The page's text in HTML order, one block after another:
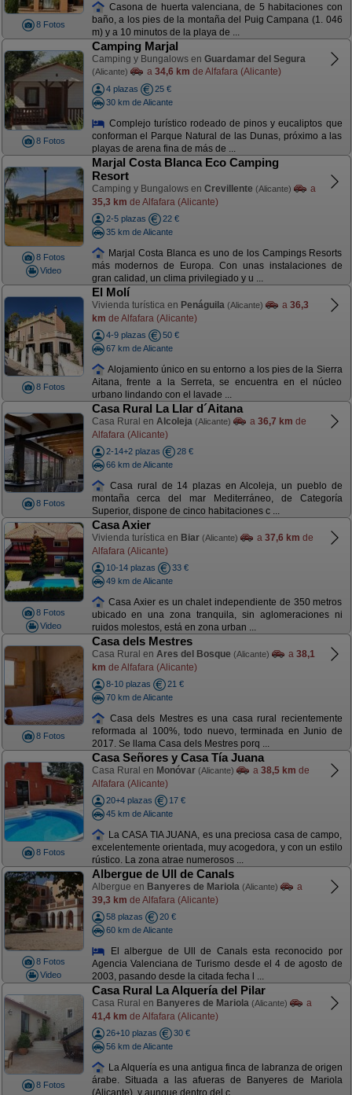
8 Fotos
Casona de huerta valenciana, de 5 habitaciones con
baño, a los pies de la montaña del Puig Campana (1. 046
m) y a 10 minutos de la playa de ...
8 Fotos
Camping Marjal
Camping y Bungalows en Guardamar del Segura
(Alicante) a 34,6 km de Alfafara (Alicante)
4 plazas
25 €
30 km de Alicante
Complejo turístico rodeado de pinos y eucaliptos que
conforman el Parque Natural de las Dunas, próximo a las
playas de arena fina de más de ...
8 Fotos
Video
Marjal Costa Blanca Eco Camping
Resort
Camping y Bungalows en Crevillente (Alicante)
a
35,3 km de Alfafara (Alicante)
2-5 plazas
22 €
35 km de Alicante
Marjal Costa Blanca es uno de los Campings Resorts
más modernos de Europa. Con unas instalaciones de
gran calidad, un clima privilegiado y u ...
8 Fotos
El Molí
Vivienda turística en Penáguila (Alicante) a 36,3
km de Alfafara (Alicante)
4-9 plazas
50 €
67 km de Alicante
Alojamiento único en su entorno a los pies de la Sierra
Aitana, frente a la Serreta, se encuentra en el núcleo
urbano lindando con el lavade ...
8 Fotos
Casa Rural La Llar d´Aitana
Casa Rural en Alcoleja (Alicante) a 36,7 km de
Alfafara (Alicante)
2-14+2 plazas
28 €
66 km de Alicante
Casa rural de 14 plazas en Alcoleja, un pueblo de
montaña cerca del mar Mediterráneo, de Categoría
Superior, dispone de cinco habitaciones c ...
8 Fotos
Video
Casa Axier
Vivienda turística en Biar (Alicante) a 37,6 km de
Alfafara (Alicante)
10-14 plazas
33 €
49 km de Alicante
Casa Axier es un chalet independiente de 350 metros
ubicado en una zona tranquila, sin aglomeraciones ni
ruidos molestos, está en zona urban ...
8 Fotos
Casa dels Mestres
Casa Rural en Ares del Bosque (Alicante) a 38,1
km de Alfafara (Alicante)
8-10 plazas
21 €
70 km de Alicante
Casa dels Mestres es una casa rural recientemente
reformada al 100%, todo nuevo, terminada en Junio de
2017. Se llama Casa dels Mestres porq ...
8 Fotos
Casa Señores y Casa Tía Juana
Casa Rural en Monóvar (Alicante) a 38,5 km de
Alfafara (Alicante)
20+4 plazas
17 €
45 km de Alicante
La CASA TIA JUANA, es una preciosa casa de campo,
excelentemente orientada, muy acogedora, y con un estilo
rústico. La zona atrae numerosos ...
8 Fotos
Video
Albergue de Ull de Canals
Albergue en Banyeres de Mariola (Alicante)
a
39,3 km de Alfafara (Alicante)
58 plazas
20 €
60 km de Alicante
El albergue de Ull de Canals esta reconocido por
Agencia Valenciana de Turismo desde el 4 de agosto de
2003, pasando desde la citada fecha l ...
8 Fotos
Casa Rural La Alquería del Pilar
Casa Rural en Banyeres de Mariola (Alicante)
a
41,4 km de Alfafara (Alicante)
26+10 plazas
30 €
56 km de Alicante
La Alquería es una antigua finca de labranza de origen
árabe. Situada a las afueras de Banyeres de Mariola